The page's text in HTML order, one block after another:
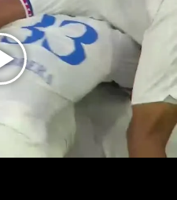
Play
Video